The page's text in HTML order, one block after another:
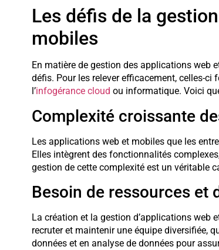
Les défis de la
mobiles
En matière de gestion des applications web
défis. Pour les relever efficacement, celles-ci
l’infogérance cloud ou informatique. Voici
Complexité croissante
Les applications web et mobiles que les
Elles intègrent des fonctionnalités
gestion de cette complexité est un véritable
Besoin de ressources et
La création et la gestion d’applications web
recruter et maintenir une équipe diversifiée,
données et en analyse de données pour